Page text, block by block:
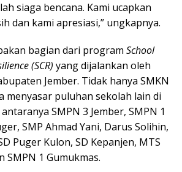
siaga bencana. Kami ucapkan
dan kami apresiasi,” ungkapnya.
bagian dari program School
(SCR) yang dijalankan oleh
Jember. Tidak hanya SMKN
menyasar puluhan sekolah lain di
SMPN 3 Jember, SMPN 1
SMP Ahmad Yani, Darus Solihin,
Puger Kulon, SD Kepanjen, MTS
SMPN 1 Gumukmas.